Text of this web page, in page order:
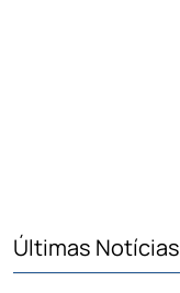
Últimas Notícias